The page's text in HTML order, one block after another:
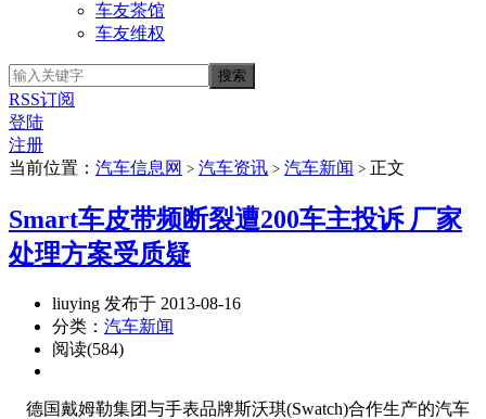
车友茶馆
车友维权
RSS订阅
登陆
注册
当前位置： 汽车信息网 > 汽车资讯 > 汽车新闻 > 正文
Smart车皮带频断裂遭200车主投诉 厂家
处理方案受质疑
liuying 发布于 2013-08-16
分类： 汽车新闻
阅读(584)
德国戴姆勒集团与手表品牌斯沃琪(Swatch)合作生产的汽车